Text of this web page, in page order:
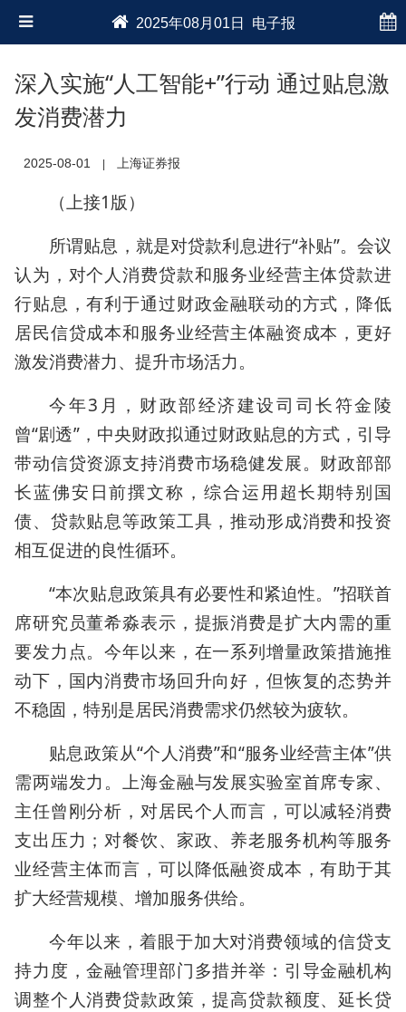
2025年08月01日 电子报
深入实施“人工智能+”行动 通过贴息激
发消费潜力
2025-08-01 上海证券报
（上接1版）
所谓贴息，就是对贷款利息进行“补贴”。会议
认为，对个人消费贷款和服务业经营主体贷款进
行贴息，有利于通过财政金融联动的方式，降低
居民信贷成本和服务业经营主体融资成本，更好
激发消费潜力、提升市场活力。
今年3月，财政部经济建设司司长符金陵
曾“剧透”，中央财政拟通过财政贴息的方式，引导
带动信贷资源支持消费市场稳健发展。财政部部
长蓝佛安日前撰文称，综合运用超长期特别国
债、贷款贴息等政策工具，推动形成消费和投资
相互促进的良性循环。
“本次贴息政策具有必要性和紧迫性。”招联首
席研究员董希淼表示，提振消费是扩大内需的重
要发力点。今年以来，在一系列增量政策措施推
动下，国内消费市场回升向好，但恢复的态势并
不稳固，特别是居民消费需求仍然较为疲软。
贴息政策从“个人消费”和“服务业经营主体”供
需两端发力。上海金融与发展实验室首席专家、
主任曾刚分析，对居民个人而言，可以减轻消费
支出压力；对餐饮、家政、养老服务机构等服务
业经营主体而言，可以降低融资成本，有助于其
扩大经营规模、增加服务供给。
今年以来，着眼于加大对消费领域的信贷支
持力度，金融管理部门多措并举：引导金融机构
调整个人消费贷款政策，提高贷款额度、延长贷